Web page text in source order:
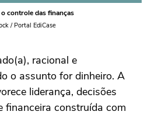
controle das finanças
/ Portal EdiCase
racional e
o assunto for dinheiro. A
liderança, decisões
financeira construída com